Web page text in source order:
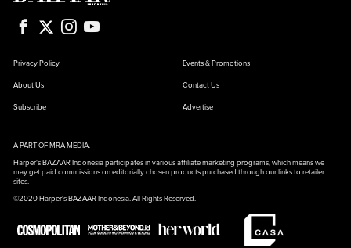
Privacy Policy Events & Promotions
About Us Contact Us
Subscribe Advertise
A PART OF MRA MEDIA.
Harper's BAZAAR Indonesia participates in various affiliate marketing programs, which means we
may get paid commissions on editorially chosen products purchased through our links to retailer
sites.
©2020 Harper's BAZAAR Indonesia. All Rights Reserved.